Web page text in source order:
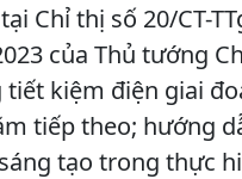
Chỉ thị số 20/CT-
của Thủ tướng
kiệm điện giai
tiếp theo; hướng
tạo trong thực